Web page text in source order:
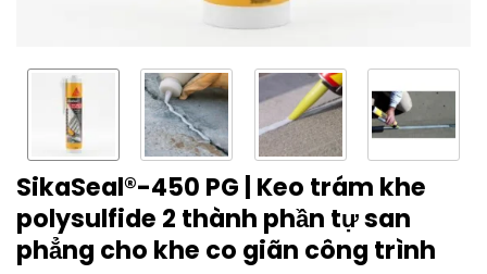
SikaSeal®-450 PG | Keo trám khe
polysulfide 2 thành phần tự san
phẳng cho khe co giãn công trình